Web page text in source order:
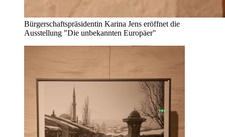
Bürgerschaftspräsidentin Karina Jens eröffnet die
Ausstellung "Die unbekannten Europäer"